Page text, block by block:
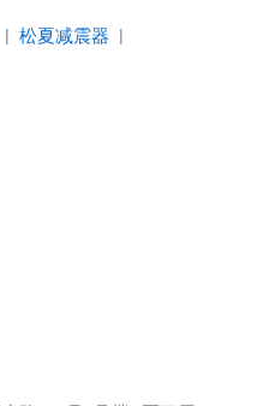
松夏减震器